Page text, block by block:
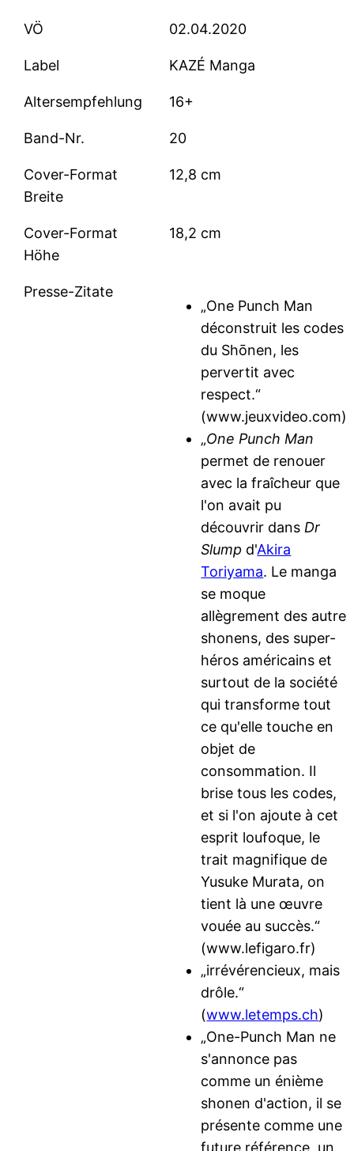
VÖ 02.04.2020
Label KAZÉ Manga
Altersempfehlung 16+
Band-Nr. 20
Cover-Format
Breite
12,8 cm
Cover-Format
Höhe
18,2 cm
Presse-Zitate
„One Punch Man
déconstruit les codes
du Shōnen, les
pervertit avec
respect.“
(www.jeuxvideo.com)
„One Punch Man
permet de renouer
avec la fraîcheur que
l'on avait pu
découvrir dans Dr
Slump d'Akira
Toriyama. Le manga
se moque
allègrement des autre
shonens, des super-
héros américains et
surtout de la société
qui transforme tout
ce qu'elle touche en
objet de
consommation. Il
brise tous les codes,
et si l'on ajoute à cet
esprit loufoque, le
trait magnifique de
Yusuke Murata, on
tient là une œuvre
vouée au succès.“
(www.lefigaro.fr)
„irrévérencieux, mais
drôle.“
(www.letemps.ch)
„One-Punch Man ne
s'annonce pas
comme un énième
shonen d'action, il se
présente comme une
future référence, un